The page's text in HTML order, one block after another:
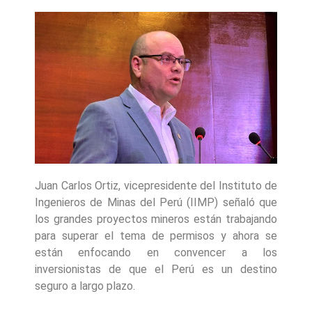
Juan Carlos Ortiz, vicepresidente del Instituto de
Ingenieros de Minas del Perú (IIMP) señaló que
los grandes proyectos mineros están trabajando
para superar el tema de permisos y ahora se
están enfocando en convencer a los
inversionistas de que el Perú es un destino
seguro a largo plazo.